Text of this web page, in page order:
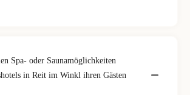
Spa- oder Saunamöglichkeiten
in Reit im Winkl ihren Gästen